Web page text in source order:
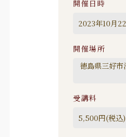
開催日時
開催場所
受講料